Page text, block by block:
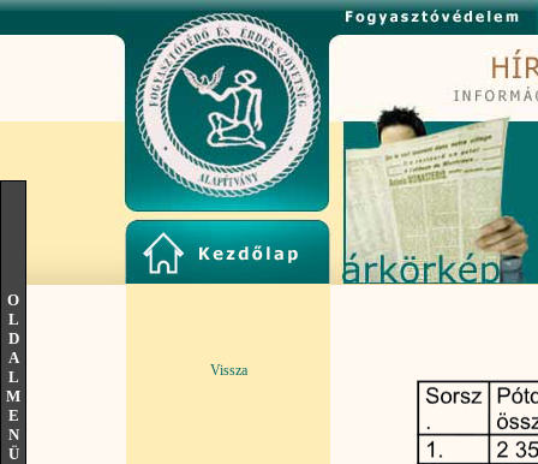
O
L
D
A
L
M
E
N
Ü
Vissza